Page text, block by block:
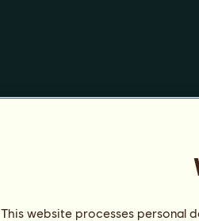
This website processes personal